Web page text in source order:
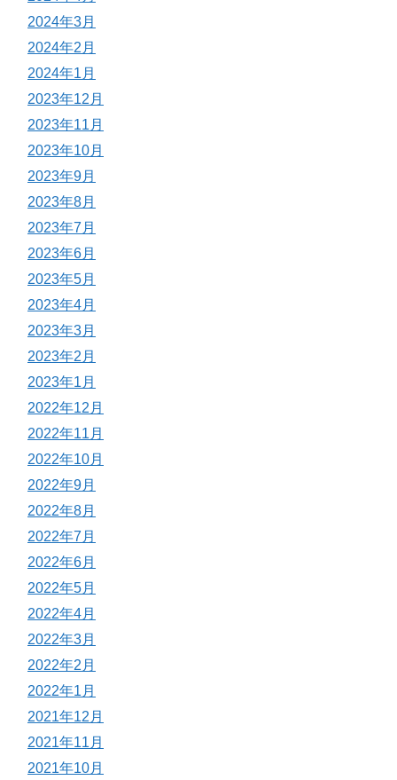
2024年3月
2024年2月
2024年1月
2023年12月
2023年11月
2023年10月
2023年9月
2023年8月
2023年7月
2023年6月
2023年5月
2023年4月
2023年3月
2023年2月
2023年1月
2022年12月
2022年11月
2022年10月
2022年9月
2022年8月
2022年7月
2022年6月
2022年5月
2022年4月
2022年3月
2022年2月
2022年1月
2021年12月
2021年11月
2021年10月